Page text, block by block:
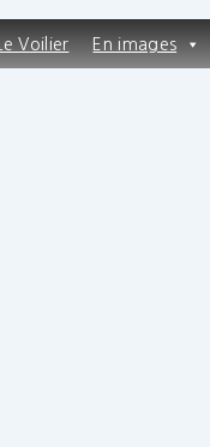
Le Voilier En images